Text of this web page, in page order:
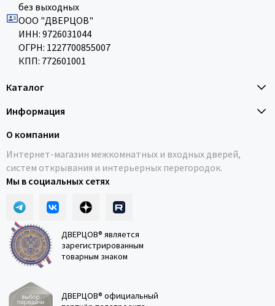
без выходных
ООО "ДВЕРЦОВ"
ИНН: 9726031044
ОГРН: 1227700855007
КПП: 772601001
Каталог
Информация
О компании
Интернет-магазин межкомнатных и входных дверей,
систем открывания и интерьерных перегородок.
Мы в социальных сетях
ДВЕРЦОВ® является
зарегистрированным
товарным знаком
ДВЕРЦОВ® официальный